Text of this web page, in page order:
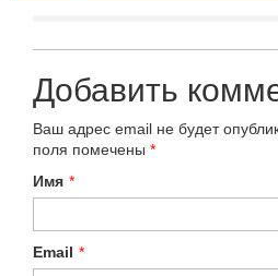
Добавить
Ваш адрес email не будет
поля помечены *
Имя *
Email *